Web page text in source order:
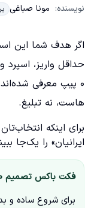
نویسنده: مونا صباغی
اگر هدف شما این
هاست، نه تبلیغ.
برای اینکه
ایرانیان» را یک‌جا
فکت باکس تصمیم ۳۰ ثانیه ای (خلاصه بروکر آی آر)